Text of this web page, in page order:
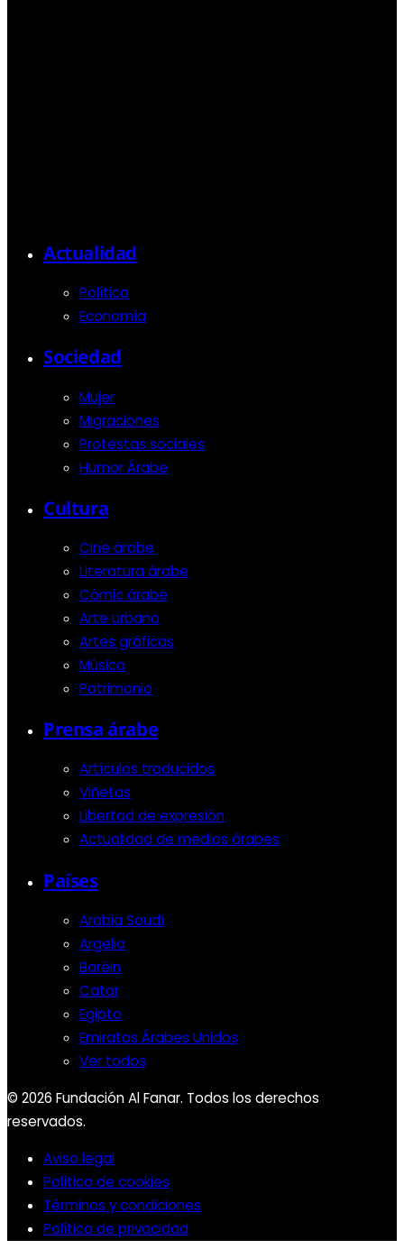
Actualidad
Política
Economía
Sociedad
Mujer
Migraciones
Protestas sociales
Humor Árabe
Cultura
Cine árabe
Literatura árabe
Cómic árabe
Arte urbano
Artes gráficas
Música
Patrimonio
Prensa árabe
Artículos traducidos
Viñetas
Libertad de expresión
Actualidad de medios árabes
Países
Arabia Saudí
Argelia
Baréin
Catar
Egipto
Emiratos Árabes Unidos
Ver todos
© 2026 Fundación Al Fanar. Todos los derechos
reservados.
Aviso legal
Política de cookies
Términos y condiciones
Política de privacidad